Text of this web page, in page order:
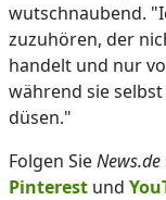
wutschnaubend.
zuzuhören, der
handelt und nur
während sie
düsen."
Folgen SieNews.de
Pinterest und